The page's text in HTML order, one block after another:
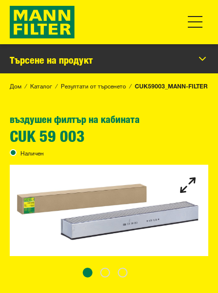
Търсене на продукт
Дом Каталог Резултати от търсенето CUK59003_MANN-FILTER
въздушен филтър на кабината
CUK 59 003
Наличен